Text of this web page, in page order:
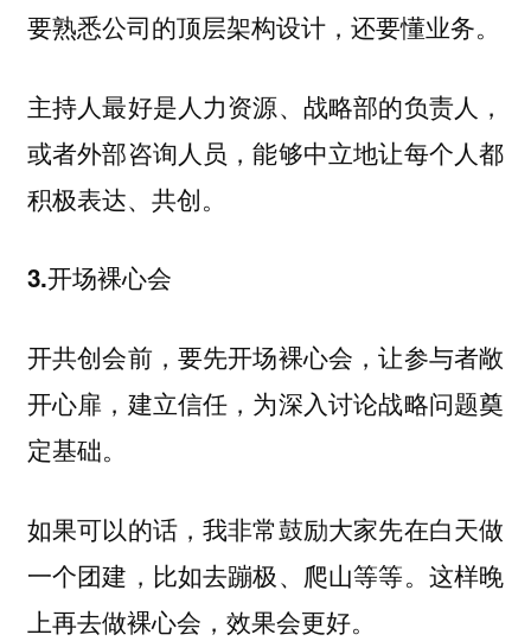
要熟悉公司的顶层架构设计，还要懂业务。
主持人最好是人力资源、战略部的负责人，
或者外部咨询人员，能够中立地让每个人都
积极表达、共创。
3.开场裸心会
开共创会前，要先开场裸心会，让参与者敞
开心扉，建立信任，为深入讨论战略问题奠
定基础。
如果可以的话，我非常鼓励大家先在白天做
一个团建，比如去蹦极、爬山等等。这样晚
上再去做裸心会，效果会更好。